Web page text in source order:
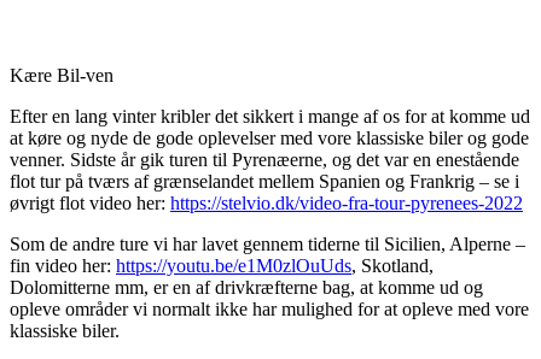
Kære Bil-ven
Efter en lang vinter kribler det sikkert i mange af os for at komme ud
at køre og nyde de gode oplevelser med vore klassiske biler og gode
venner. Sidste år gik turen til Pyrenæerne, og det var en enestående
flot tur på tværs af grænselandet mellem Spanien og Frankrig – se i
øvrigt flot video her: https://stelvio.dk/video-fra-tour-pyrenees-2022
Som de andre ture vi har lavet gennem tiderne til Sicilien, Alperne –
fin video her: https://youtu.be/e1M0zlOuUds, Skotland,
Dolomitterne mm, er en af drivkræfterne bag, at komme ud og
opleve områder vi normalt ikke har mulighed for at opleve med vore
klassiske biler.